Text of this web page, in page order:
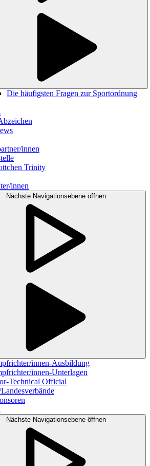
Die häufigsten Fragen zur Sportordnung
innen
Trinity
innen
Nächste Navigationsebene öffnen
innen-Ausbildung
innen-Unterlagen
Technical Official
Nächste Navigationsebene öffnen